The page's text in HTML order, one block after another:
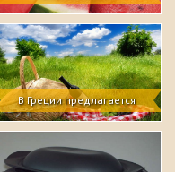
В Греции предлагается
носить с собой еду на пикник
в съедобных контейнерах